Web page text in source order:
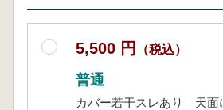
5,500 円 （税込）
普通
カバー若干スレあり 天